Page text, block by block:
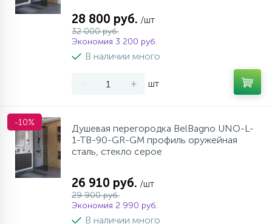
28 800 руб. /шт
32 000 руб.
Экономия 3 200 руб.
В наличии много
- + шт
-10%
Душевая перегородка BelBagno UNO-L-
1-TB-90-GR-GM профиль оружейная
сталь, стекло серое
26 910 руб. /шт
29 900 руб.
Экономия 2 990 руб.
В наличии много